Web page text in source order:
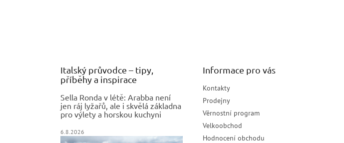
Italský průvodce – tipy,
příběhy a inspirace
Sella Ronda v létě: Arabba není
jen ráj lyžařů, ale i skvělá základna
pro výlety a horskou kuchyni
6.8.2026
Informace pro vás
Kontakty
Prodejny
Věrnostní program
Velkoobchod
Hodnocení obchodu